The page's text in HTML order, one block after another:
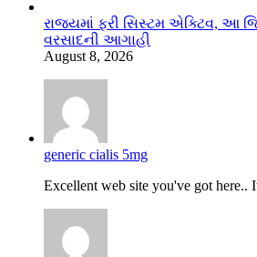
રાજ્યમાં ફરી સિસ્ટમ એક્ટિવ, આ
વરસાદની આગાહી
August 8, 2026
generic cialis 5mg
Excellent web site you've got here..